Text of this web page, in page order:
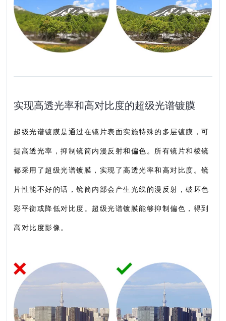
实现高透光率和高对比度的超级光谱镀膜
超级光谱镀膜是通过在镜片表面实施特殊的多层镀膜，可
提高透光率，抑制镜筒内漫反射和偏色。所有镜片和棱镜
都采用了超级光谱镀膜，实现了高透光率和高对比度。镜
片性能不好的话，镜筒内部会产生光线的漫反射，破坏色
彩平衡或降低对比度。超级光谱镀膜能够抑制偏色，得到
高对比度影像。